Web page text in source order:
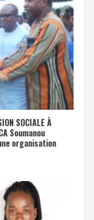
SOCIALE À
Soumanou
organisation